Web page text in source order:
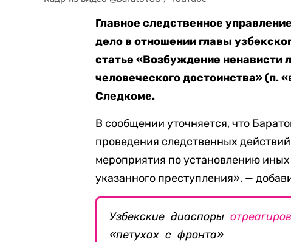
Главное следственное
дело в отношении главы
статье «Возбуждение
человеческого достоинства» (п.
Следкоме.
В сообщении уточняется, что
проведения следственных
мероприятия по установлению
указанного преступления», —
Узбекские диаспоры
«петухах с фронта»